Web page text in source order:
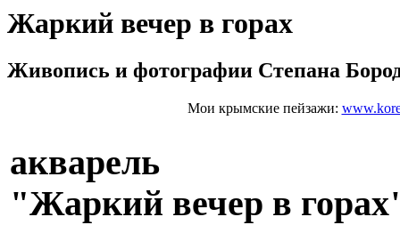
Жаркий вечер в горах
Живопись и фотографии Степана
Мои крымские пейзажи:
акварель
"Жаркий вечер в